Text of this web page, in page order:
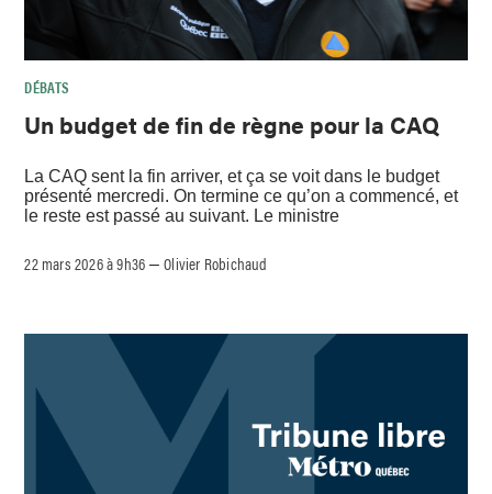
DÉBATS
Un budget de fin de règne pour la CAQ
La CAQ sent la fin arriver, et ça se voit dans le budget
présenté mercredi. On termine ce qu’on a commencé, et
le reste est passé au suivant. Le ministre
22 mars 2026 à 9h36 –Olivier Robichaud